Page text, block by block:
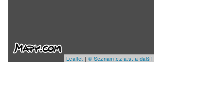
Leaflet | © Seznam.cz a.s. a další